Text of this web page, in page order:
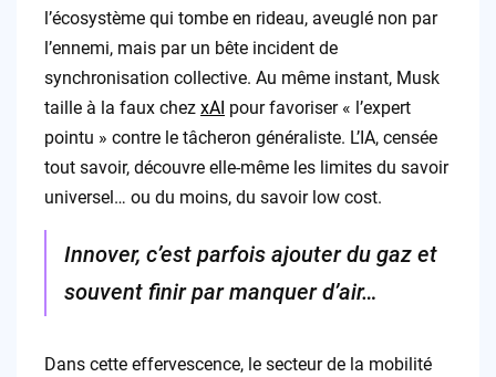
l’écosystème qui tombe en rideau, aveuglé non par
l’ennemi, mais par un bête incident de
synchronisation collective. Au même instant, Musk
taille à la faux chez xAI pour favoriser « l’expert
pointu » contre le tâcheron généraliste. L’IA, censée
tout savoir, découvre elle-même les limites du savoir
universel… ou du moins, du savoir low cost.
Innover, c’est parfois ajouter du gaz et
souvent finir par manquer d’air…
Dans cette effervescence, le secteur de la mobilité